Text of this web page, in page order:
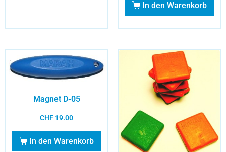
In den Warenkorb
Magnet D-05
CHF 19.00
In den Warenkorb